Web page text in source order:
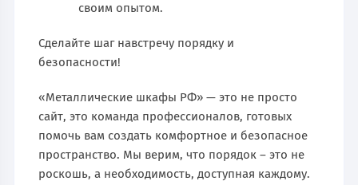
своим опытом.
Сделайте шаг навстречу порядку и
безопасности!
«Металлические шкафы РФ» — это не просто
сайт, это команда профессионалов, готовых
помочь вам создать комфортное и безопасное
пространство. Мы верим, что порядок – это не
роскошь, а необходимость, доступная каждому.